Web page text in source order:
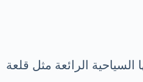
الرائعة مثل قلعة